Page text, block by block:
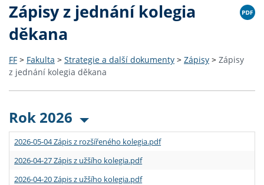
Zápisy z jednání kolegia
děkana
FF > Fakulta > Strategie a další dokumenty > Zápisy > Zápisy
z jednání kolegia děkana
Rok 2026
2026-05-04 Zápis z rozšířeného kolegia.pdf
2026-04-27 Zápis z užšího kolegia.pdf
2026-04-20 Zápis z užšího kolegia.pdf